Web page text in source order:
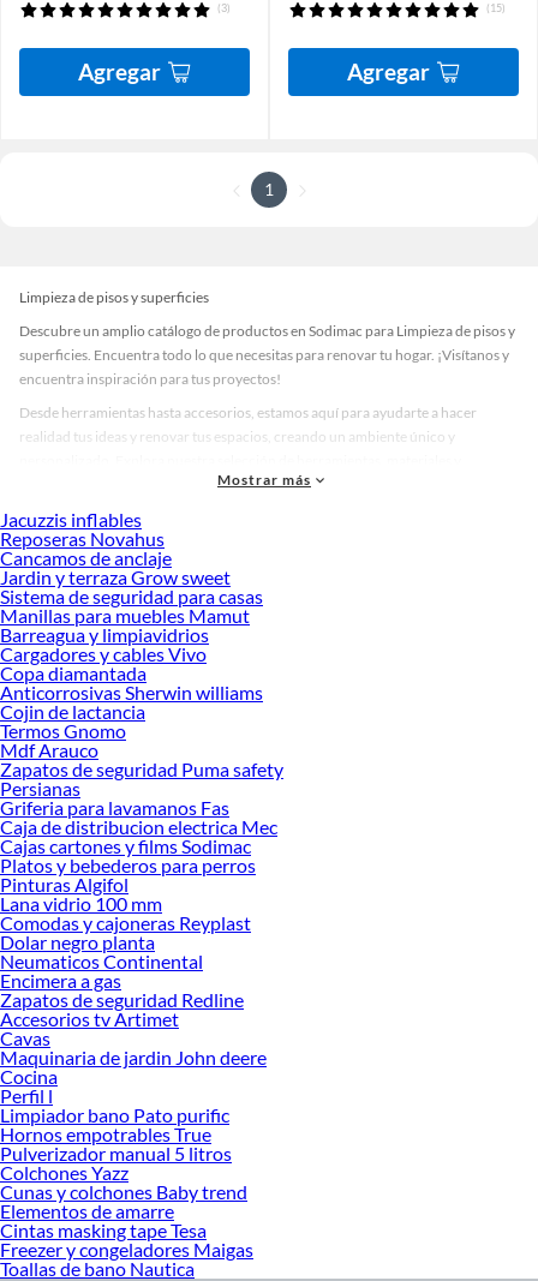
(3)
Agregar
(15)
Agregar
1
Limpieza de pisos y superficies
Descubre un amplio catálogo de productos en Sodimac para Limpieza de pisos y
superficies. Encuentra todo lo que necesitas para renovar tu hogar. ¡Visítanos y
encuentra inspiración para tus proyectos!
Desde herramientas hasta accesorios, estamos aquí para ayudarte a hacer
realidad tus ideas y renovar tus espacios, creando un ambiente único y
accesorios de calidad que te ayudarán a crear un espacio más tú.
Desde remodelaciones hasta proyectos de decoración, estamos aquí para hacer
tus ideas realidad. ¡Visítanos y encuentra todo lo que tenemos para ofrecerte en
Limpieza de pisos y superficies!
Explora la variedad de productos de Limpieza de pisos y superficies en
Sodimac
Herramientas, materiales y accesorios de calidad para tus proyectos y
renovación de espacios. ¡Visítanos y descubre todo lo que tenemos para
ofrecerte!
Encuentra una amplia variedad de productos de Limpieza de pisos y superficies
en Sodimac. Encuentra todo lo necesario para tus proyectos de renovación y
decoración. ¡Visítanos y haz tus ideas realidad!
Mostrar más
Jacuzzis inflables
Reposeras Novahus
Cancamos de anclaje
Jardin y terraza Grow sweet
Sistema de seguridad para casas
Manillas para muebles Mamut
Barreagua y limpiavidrios
Cargadores y cables Vivo
Copa diamantada
Anticorrosivas Sherwin williams
Cojin de lactancia
Termos Gnomo
Mdf Arauco
Zapatos de seguridad Puma safety
Persianas
Griferia para lavamanos Fas
Caja de distribucion electrica Mec
Cajas cartones y films Sodimac
Platos y bebederos para perros
Pinturas Algifol
Lana vidrio 100 mm
Comodas y cajoneras Reyplast
Dolar negro planta
Neumaticos Continental
Encimera a gas
Zapatos de seguridad Redline
Accesorios tv Artimet
Cavas
Maquinaria de jardin John deere
Cocina
Perfil l
Limpiador bano Pato purific
Hornos empotrables True
Pulverizador manual 5 litros
Colchones Yazz
Cunas y colchones Baby trend
Elementos de amarre
Cintas masking tape Tesa
Freezer y congeladores Maigas
Toallas de bano Nautica